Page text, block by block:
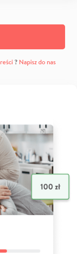
? Napisz do nas